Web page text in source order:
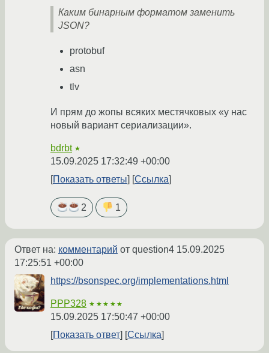
Каким бинарным форматом заменить
JSON?
protobuf
asn
tlv
И прям до жопы всяких местячковых «у нас
новый вариант сериализации».
bdrbt ★
15.09.2025 17:32:49 +00:00
Показать ответы
Ссылка
2 1
Ответ на: комментарий от question4 15.09.2025
17:25:51 +00:00
https://bsonspec.org/implementations.html
PPP328 ★★★★★
15.09.2025 17:50:47 +00:00
Показать ответ
Ссылка